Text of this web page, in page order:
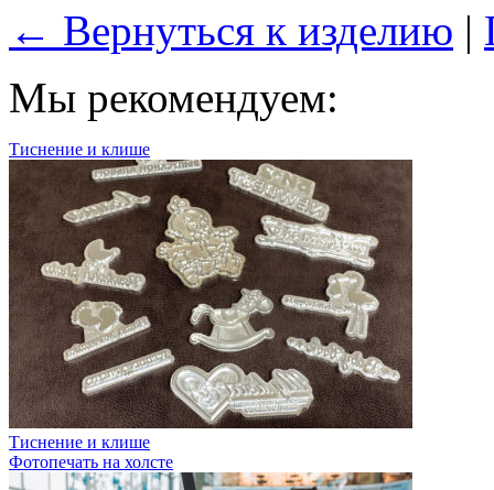
← Вернуться к изделию |
Мы рекомендуем:
Тиснение и клише
Тиснение и клише
Фотопечать на холсте